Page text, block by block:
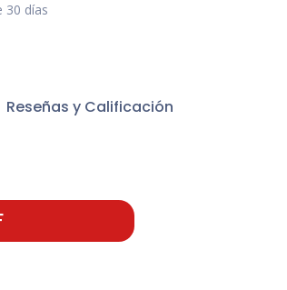
30 días
Reseñas y Calificación